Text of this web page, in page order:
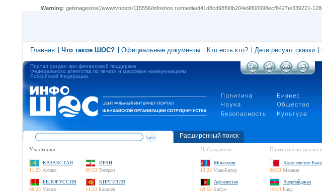
Warning: getimagesize(/www/vhosts/115556/infoshos.ru/media/d41d8cd98f00b204e9800998ecf8427e/339221-
Главная Что такое ШОС? Официальные документы Кто есть кто? Дети рисуют сказки
Портал создан при финансовой поддержке
Федерального агентства по печати и массовым коммуникациям
Российской Федерации
Расширенный поиск
Участники:
КАЗАХСТАН
11:23 Астана
ИРАН
09:53 Тегеран
БЕЛОРУССИЯ
08:23 Минск
КИРГИЗИЯ
11:23 Бишкек
Наблюдатели:
Монголия
13:23 Улан-Батор
Афганистан
09:53 Кабул
Партнеры по
Королевство
09:53 Манама
Азербайджан
10:23 Баку